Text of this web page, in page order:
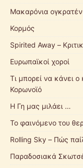
Μακαρόνια ογκρατέν
Κορμός
Spirited Away –
Ευρωπαϊκοί χοροί
Τι μπορεί να κάνει
Κορωνοϊό
Η Γη μας μιλάει …
Το φαινόμενο του
Rolling Sky – Πώς
Παραδοσιακά